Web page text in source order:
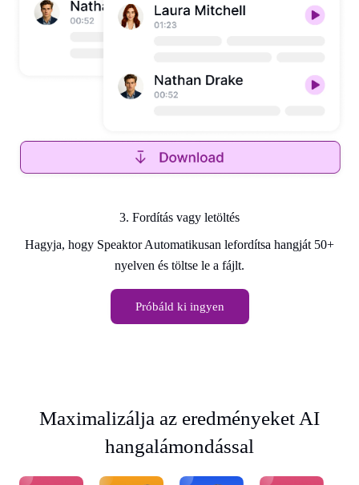
3. Fordítás vagy letöltés
Hagyja, hogy Speaktor Automatikusan lefordítsa hangját 50+
nyelven és töltse le a fájlt.
Próbáld ki ingyen
Maximalizálja az eredményeket AI
hangalámondással